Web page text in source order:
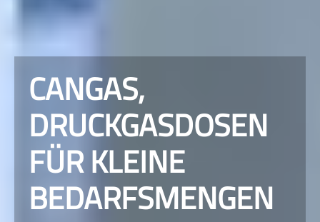
CANGAS,
DRUCKGASDOSEN
FÜR KLEINE
BEDARFSMENGEN